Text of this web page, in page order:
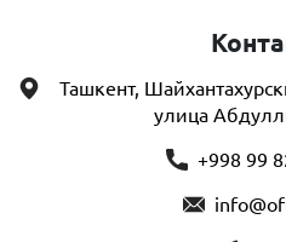
Ташкент,
улица
+998 99